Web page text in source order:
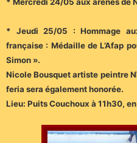
* Jeudi 25/05 : Hommage
française : Médaille de L’Afap
Simon ».
Nicole Bousquet artiste peintre
feria sera également honorée.
Lieu: Puits Couchoux à 11h30,